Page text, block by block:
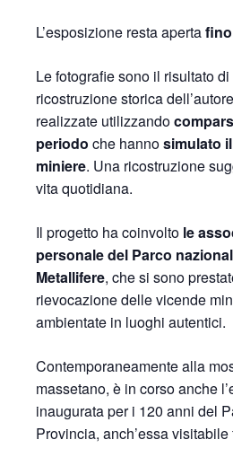
L’esposizione resta aperta
Le fotografie sono il risultato di
ricostruzione storica
realizzate utilizzando
periodo che hannosimulato
miniere. Una ricostruzione
vita quotidiana.
Il progetto ha coinvolto le
personale del Parco
Metallifere, che si sono
rievocazione delle vicende
ambientate in luoghi autentici.
Contemporaneamente alla
massetano, è in corso anche
inaugurata per i 120 anni del
Provincia, anch’essa